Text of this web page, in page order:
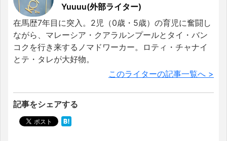
Yuuuu(外部ライター)
在馬歴7年目に突入。2児（0歳・5歳）の育児に奮闘し
ながら、マレーシア・クアラルンプールとタイ・バン
コクを行き来するノマドワーカー。ロティ・チャナイ
とテ・タレが大好物。
このライターの記事一覧へ >
記事をシェアする